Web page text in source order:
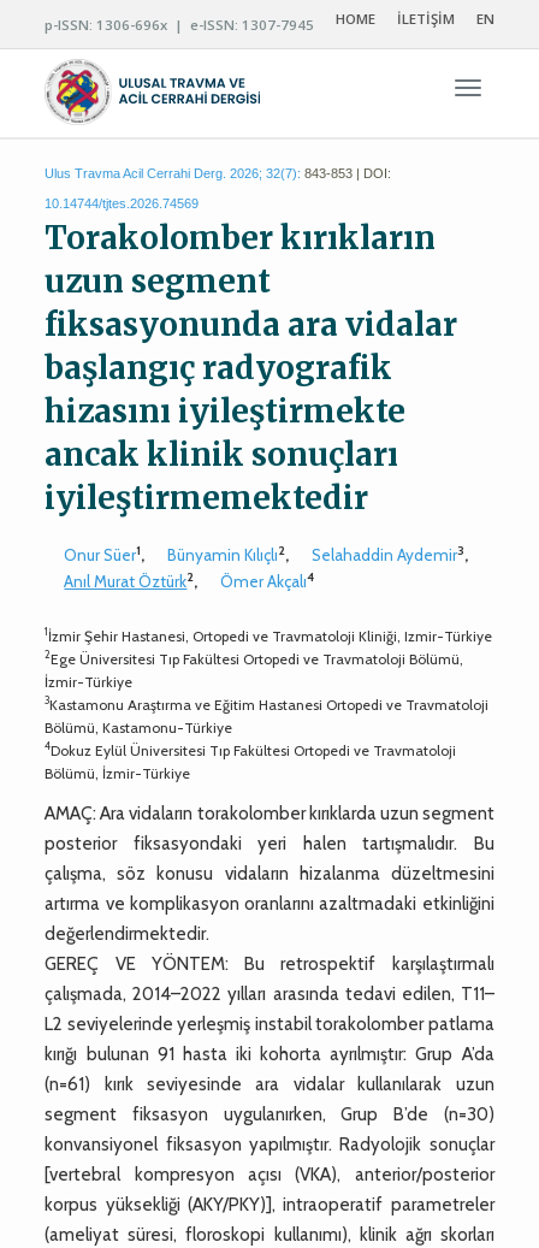
p-ISSN: 1306-696x | e-ISSN: 1307-7945 HOME İLETİŞİM EN
Ulus Travma Acil Cerrahi Derg. 2026; 32(7): 843-853 | DOI:
10.14744/tjtes.2026.74569
Torakolomber kırıkların
uzun segment
fiksasyonunda ara vidalar
başlangıç radyografik
hizasını iyileştirmekte
ancak klinik sonuçları
iyileştirmemektedir
Onur Süer1, Bünyamin Kılıçlı2, Selahaddin Aydemir3,
Anıl Murat Öztürk2, Ömer Akçalı4
1İzmir Şehir Hastanesi, Ortopedi ve Travmatoloji Kliniği, Izmir-Türkiye
2Ege Üniversitesi Tıp Fakültesi Ortopedi ve Travmatoloji Bölümü,
İzmir-Türkiye
3Kastamonu Araştırma ve Eğitim Hastanesi Ortopedi ve Travmatoloji
Bölümü, Kastamonu-Türkiye
4Dokuz Eylül Üniversitesi Tıp Fakültesi Ortopedi ve Travmatoloji
Bölümü, İzmir-Türkiye
AMAÇ: Ara vidaların torakolomber kırıklarda uzun segment
posterior fiksasyondaki yeri halen tartışmalıdır. Bu
çalışma, söz konusu vidaların hizalanma düzeltmesini
artırma ve komplikasyon oranlarını azaltmadaki etkinliğini
değerlendirmektedir.
GEREÇ VE YÖNTEM: Bu retrospektif karşılaştırmalı
çalışmada, 2014–2022 yılları arasında tedavi edilen, T11–
L2 seviyelerinde yerleşmiş instabil torakolomber patlama
kırığı bulunan 91 hasta iki kohorta ayrılmıştır: Grup A’da
(n=61) kırık seviyesinde ara vidalar kullanılarak uzun
segment fiksasyon uygulanırken, Grup B’de (n=30)
konvansiyonel fiksasyon yapılmıştır. Radyolojik sonuçlar
[vertebral kompresyon açısı (VKA), anterior/posterior
korpus yüksekliği (AKY/PKY)], intraoperatif parametreler
(ameliyat süresi, floroskopi kullanımı), klinik ağrı skorları